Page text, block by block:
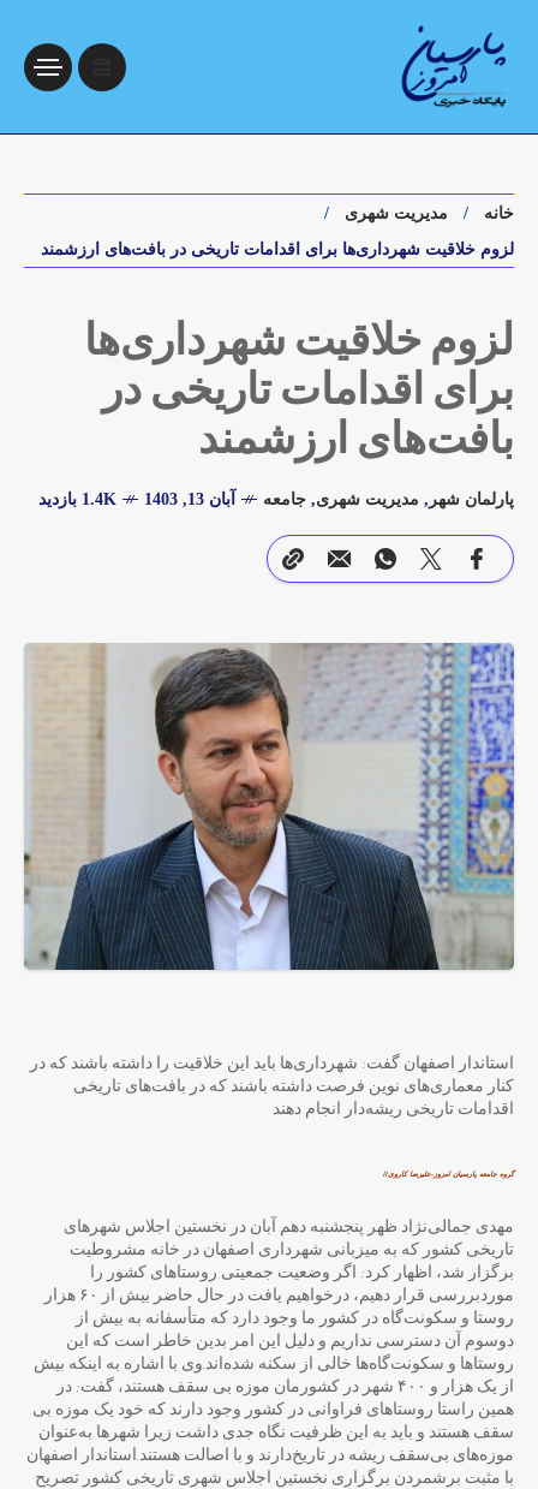
خانه
مدیریت شهری
لزوم خلاقیت شهرداری‌ها برای اقدامات تاریخی در بافت‌های ارزشمند
لزوم خلاقیت شهرداری‌ها
برای اقدامات تاریخی در
بافت‌های ارزشمند
پارلمان شهر , مدیریت شهری, جامعه آبان 13, 1403 1.4K بازدید
استاندار اصفهان گفت: شهرداری‌ها باید این خلاقیت را داشته باشند که در
کنار معماری‌های نوین فرصت داشته باشند که در بافت‌های تاریخی
اقدامات تاریخی ریشه‌دار انجام دهند
گروه جامعه پارسیان امروز-علیرضا کاروی//
مهدی جمالی‌نژاد ظهر پنجشنبه دهم آبان در نخستین اجلاس شهرهای
تاریخی کشور که به میزبانی شهرداری اصفهان در خانه مشروطیت
برگزار شد، اظهار کرد: اگر وضعیت جمعیتی روستاهای کشور را
موردبررسی قرار دهیم، درخواهیم یافت در حال حاضر بیش از ۶۰ هزار
روستا و سکونت‌گاه در کشور ما وجود دارد که متأسفانه به بیش از
دوسوم آن دسترسی نداریم و دلیل این امر بدین خاطر است که این
روستاها و سکونت‌گاه‌ها خالی از سکنه شده‌اند.وی با اشاره به اینکه بیش
از یک هزار و ۴۰۰ شهر در کشورمان موزه بی سقف هستند، گفت: در
همین راستا روستاهای فراوانی در کشور وجود دارند که خود یک موزه بی
سقف هستند و باید به این ظرفیت نگاه جدی داشت زیرا شهرها به‌عنوان
موزه‌های بی‌سقف ریشه در تاریخ‌دارند و با اصالت هستند.استاندار اصفهان
با مثبت برشمردن برگزاری نخستین اجلاس شهری تاریخی کشور تصریح